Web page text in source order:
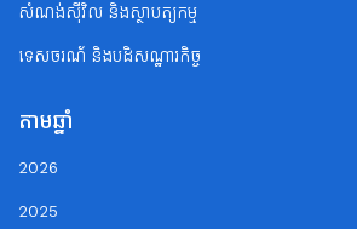
សំណង់ស៊ីវិល និងស្ថាបត្យកម្ម
ទេសចរណ័ និងបដិសណ្ឋារកិច្ច
តាមឆ្នាំ
2026
2025